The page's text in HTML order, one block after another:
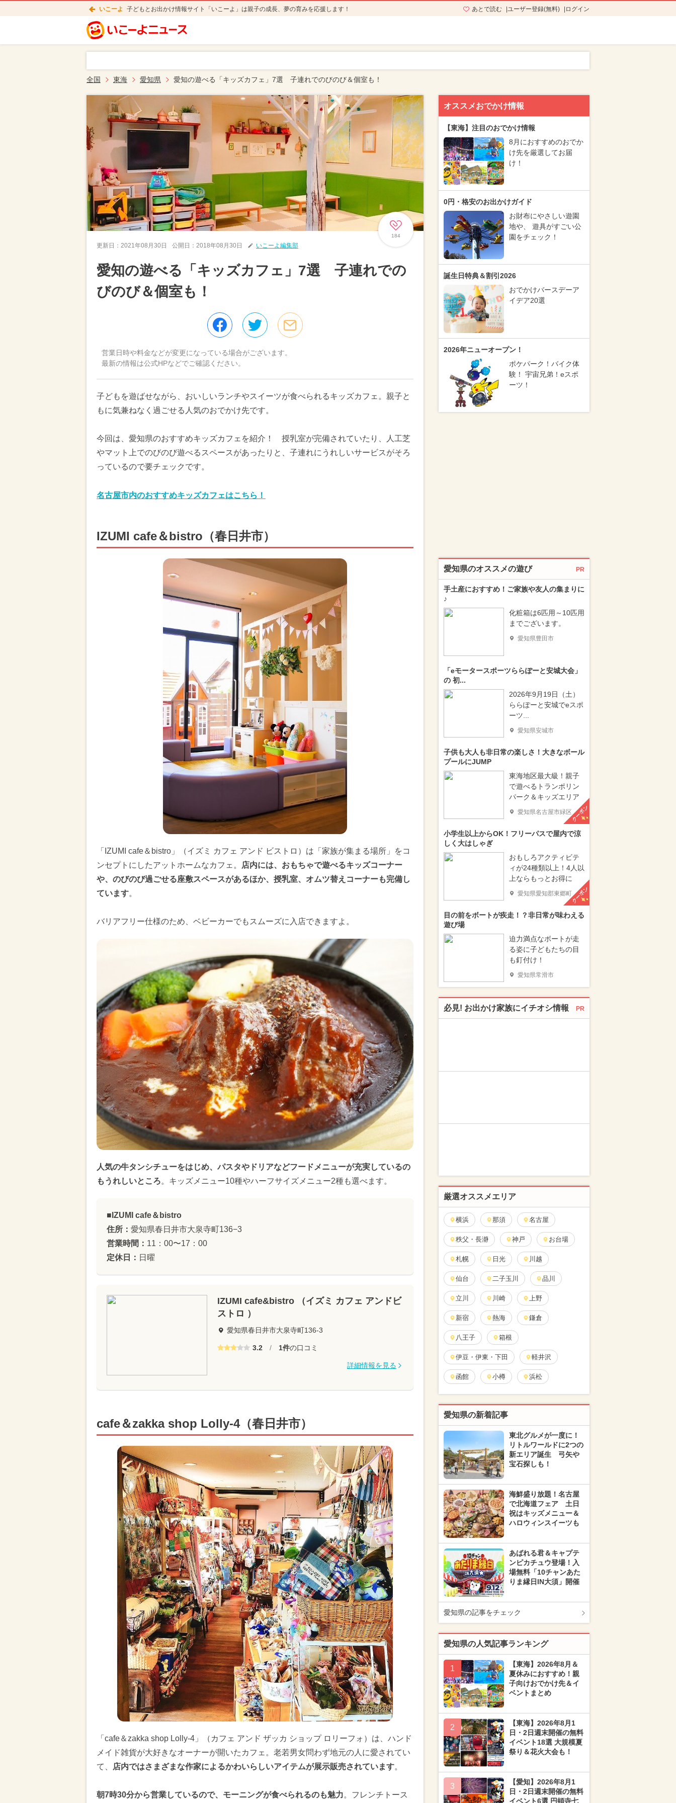
いこーよ 子どもとお出かけ情報サイト「いこーよ」は親子の成長、夢の育みを応援します！ あとで読む ユーザー登録(無料) ログイン
全国 東海 愛知県 愛知の遊べる「キッズカフェ」7選 子連れでのびのび＆個室も！
184
更新日： 2021年08月30日 公開日： 2018年08月30日 いこーよ編集部
愛知の遊べる「キッズカフェ」7選 子連れでの
びのび＆個室も！
営業日時や料金などが変更になっている場合がございます。
最新の情報は公式HPなどでご確認ください。
子どもを遊ばせながら、おいしいランチやスイーツが食べられるキッズカフェ。親子と
もに気兼ねなく過ごせる人気のおでかけ先です。
今回は、愛知県のおすすめキッズカフェを紹介！ 授乳室が完備されていたり、人工芝
やマット上でのびのび遊べるスペースがあったりと、子連れにうれしいサービスがそろ
っているので要チェックです。
名古屋市内のおすすめキッズカフェはこちら！
IZUMI cafe＆bistro（春日井市）
「IZUMI cafe＆bistro」（イズミ カフェ アンド ビストロ）は「家族が集まる場所」をコ
ンセプトにしたアットホームなカフェ。
店内には、おもちゃで遊べるキッズコーナー
や、のびのび過ごせる座敷スペースがあるほか、授乳室、オムツ替えコーナーも完備し
ています。
バリアフリー仕様のため、ベビーカーでもスムーズに入店できますよ。
人気の牛タンシチューをはじめ、パスタやドリアなどフードメニューが充実しているの
もうれしいところ。キッズメニュー10種やハーフサイズメニュー2種も選べます。
■IZUMI cafe＆bistro
住所： 愛知県春日井市大泉寺町136−3
営業時間： 11：00〜17：00
定休日： 日曜
IZUMI cafe&bistro （イズミ カフェ アンドビ
ストロ ）
愛知県春日井市大泉寺町136-3
3.2 / 1件の口コミ
詳細情報を見る
cafe＆zakka shop Lolly-4（春日井市）
「cafe＆zakka shop Lolly-4」（カフェ アンド ザッカ ショップ ロリーフォ）は、ハンド
メイド雑貨が大好きなオーナーが開いたカフェ。老若男女問わず地元の人に愛されてい
て、
店内ではさまざまな作家によるかわいらしいアイテムが展示販売されています。
朝7時30分から営業しているので、モーニングが食べられるのも魅力。フレンチトース
オススメおでかけ情報
【東海】注目のおでかけ情報
8月におすすめのおでか
け先を厳選してお届
け！
0円・格安のお出かけガイド
お財布にやさしい遊園
地や、 遊具がすごい公
園をチェック！
誕生日特典＆割引2026
おでかけバースデーア
イデア20選
2026年ニューオープン！
ポケパーク！バイク体
験！ 宇宙兄弟！eスポ
ーツ！
愛知県のオススメの遊び PR
手土産におすすめ！ご家族や友人の集まりに
♪
化粧箱は6匹用～10匹用
までございます。
愛知県豊田市
「eモータースポーツららぽーと安城大会」
の 初...
2026年9月19日（土）
ららぽーと安城でeスポ
ーツ...
愛知県安城市
子供も大人も非日常の楽しさ！大きなボール
プールにJUMP
東海地区最大級！親子
で遊べるトランポリン
パーク＆キッズエリア
愛知県名古屋市緑区クーポン
小学生以上からOK！フリーパスで屋内で涼
しく大はしゃぎ
おもしろアクティビテ
ィが24種類以上！4人以
上ならもっとお得に
愛知県愛知郡東郷町クーポン
目の前をボートが疾走！？非日常が味わえる
遊び場
迫力満点なボートが走
る姿に子どもたちの目
も釘付け！
愛知県常滑市
必見! お出かけ家族にイチオシ情報 PR
厳選オススメエリア
横浜 那須 名古屋
秩父・長瀞 神戸 お台場
札幌 日光 川越
仙台 二子玉川 品川
立川 川崎 上野
新宿 熱海 鎌倉
八王子 箱根
伊豆・伊東・下田 軽井沢
函館 小樽 浜松
愛知県の新着記事
東北グルメが一度に！
リトルワールドに2つの
新エリア誕生 弓矢や
宝石探しも！
海鮮盛り放題！名古屋
で北海道フェア 土日
祝はキッズメニュー＆
ハロウィンスイーツも
あばれる君＆キャプテ
ンピカチュウ登場！入
場無料「10チャンあた
りま縁日IN大須」開催
愛知県の記事をチェック
愛知県の人気記事ランキング
1
【東海】2026年8月＆
夏休みにおすすめ！親
子向けおでかけ先＆イ
ベントまとめ
2
【東海】2026年8月1
日・2日週末開催の無料
イベント18選 大規模夏
祭り＆花火大会も！
3
【愛知】2026年8月1
日・2日週末開催の無料
イベント6選 円頓寺七